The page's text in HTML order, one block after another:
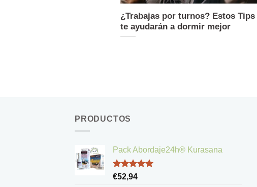
¿Trabajas por turnos? Estos Tips
te ayudarán a dormir mejor
PRODUCTOS
Pack Abordaje24h® Kurasana
Valorado
€52,94